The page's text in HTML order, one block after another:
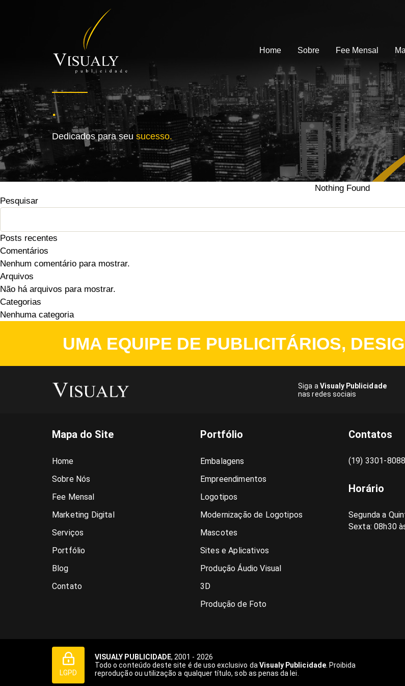
Home Sobre Fee Mensal
.
Dedicados para seu sucesso.
Nothing Found
Pesquisar
Posts recentes
Comentários
Nenhum comentário para mostrar.
Arquivos
Não há arquivos para mostrar.
Categorias
Nenhuma categoria
UMA EQUIPE DE PUBLICITÁRIOS,
Siga a Visualy Publicidade
nas redes sociais
Mapa do Site
Home
Sobre Nós
Fee Mensal
Marketing Digital
Serviços
Portfólio
Blog
Contato
Portfólio
Embalagens
Empreendimentos
Logotipos
Modernização de Logotipos
Mascotes
Sites e Aplicativos
Produção Áudio Visual
3D
Produção de Foto
Contatos
(19) 3301-8088
Horário
Segunda a
Sexta: 08h30
LGPD
VISUALY PUBLICIDADE, 2001 - 2026
Todo o conteúdo deste site é de uso exclusivo da Visualy Publicidade. Proibida
reprodução ou utilização a qualquer título, sob as penas da lei.